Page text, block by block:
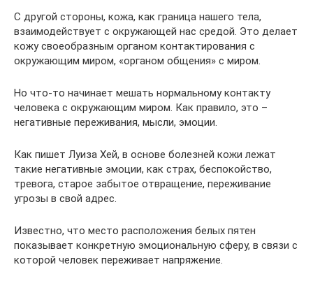
С другой стороны, кожа, как граница нашего тела,
взаимодействует с окружающей нас средой. Это делает
кожу своеобразным органом контактирования с
окружающим миром, «органом общения» с миром.
Но что-то начинает мешать нормальному контакту
человека с окружающим миром. Как правило, это –
негативные переживания, мысли, эмоции.
Как пишет Луиза Хей, в основе болезней кожи лежат
такие негативные эмоции, как страх, беспокойство,
тревога, старое забытое отвращение, переживание
угрозы в свой адрес.
Известно, что место расположения белых пятен
показывает конкретную эмоциональную сферу, в связи с
которой человек переживает напряжение.